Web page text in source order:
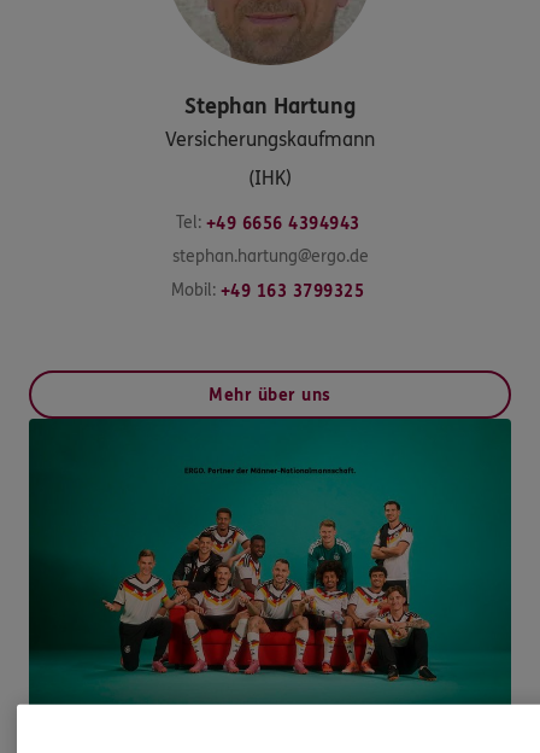
Stephan Hartung
Versicherungskaufmann
(IHK)
Tel: +49 6656 4394943
stephan.hartung@ergo.de
Mobil: +49 163 3799325
Mehr über uns